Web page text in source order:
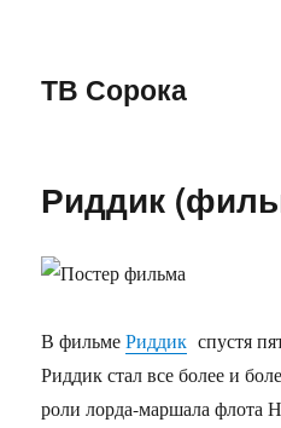
ТВ Сорока
Риддик
В фильмеРиддик спустя
Риддик стал все более и
роли лорда-маршала флота